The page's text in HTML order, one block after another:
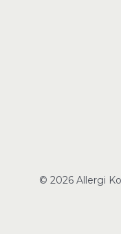
© 2026 Allergi